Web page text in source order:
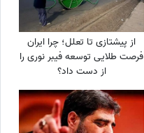
از پیشتازی تا تعلل؛ چرا ایران
فرصت طلایی توسعه فیبر نوری را
از دست داد؟